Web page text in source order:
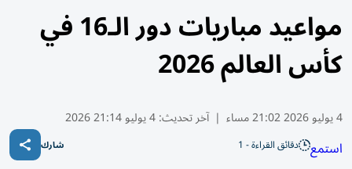
مواعيد مباريات دور الـ16 في
كأس العالم 2026
4 يوليو 2026 21:02 مساء | آخر تحديث:4 يوليو 21:14 2026
استمع دقائق القراءة - 1 شارك